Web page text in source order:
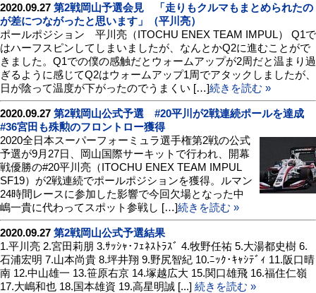
2020.09.27 第2戦岡山予選会見 「走りもクルマもまとめられたの
が差につながったと思います」（平川亮）
ポールポジション 平川亮（ITOCHU ENEX TEAM IMPUL） Q1で
はハーフスピンしてしまいましたが、なんとかQ2に進むことがで
きました。Q1での僕の感触だとウォームアップが2周だと温まり過
ぎるように感じてQ2はウォームアップ1周でアタックしましたが、
日が陰って温度が下がったのでうまくい […]続きを読む »
2020.09.27 第2戦岡山公式予選 #20平川が2戦連続ポールを達成
#36宮田も殊勲のフロントロー獲得
2020全日本スーパーフォーミュラ選手権第2戦の公式
予選が9月27日、岡山国際サーキットで行われ、開幕
戦優勝の#20平川亮（ITOCHU ENEX TEAM IMPUL
SF19）が2戦連続でポールポジションを獲得。ルマン
24時間レースに参加した影響で今回欠場となった中
嶋一貴に代わってスポット参戦し […]続きを読む »
2020.09.27 第2戦岡山公式予選結果
1.平川亮 2.宮田莉朋 3.ｻｯｼｬ･ﾌｪﾈｽﾄﾗｽﾞ 4.牧野任祐 5.大湯都史樹 6.
石浦宏明 7.山本尚貴 8.坪井翔 9.野尻智紀 10.ﾆｯｸ･ｷｬｼﾃﾞｨ 11.阪口晴
南 12.中山雄一 13.笹原右京 14.塚越広大 15.関口雄飛 16.福住仁嶺
17.大嶋和也 18.国本雄資 19.高星明誠 [...] 続きを読む »